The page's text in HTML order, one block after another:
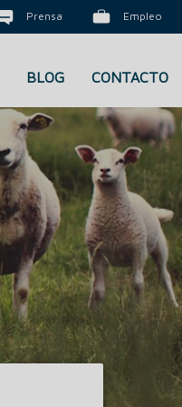
Prensa Empleo
BLOG CONTACTO